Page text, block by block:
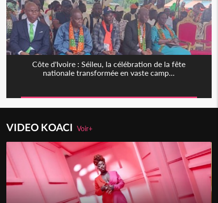
Côte d'Ivoire : Séileu, la célébration de la fête
nationale transformée en vaste camp...
VIDEO KOACIVoir+